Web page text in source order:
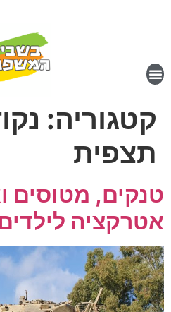
קטגוריה:
תצפית
טנקים, מטוסים
אטרקציה